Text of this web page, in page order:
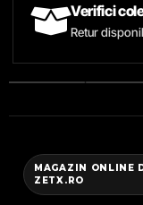
Verifici
Retur
MAGAZIN ONLINE
ZETX.RO